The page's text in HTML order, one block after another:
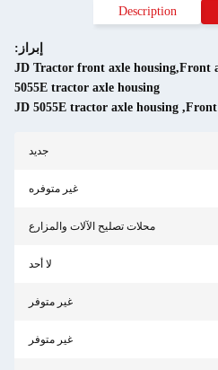
Description
إبراز:
JD Tractor front axle housing,Front
5055E tractor axle housing
Front
,
JD 5055E tractor axle housing
جديد
غير متوفره
محلات تصليح الآلات والمزارع
لا أحد
غير متوفر
غير متوفر